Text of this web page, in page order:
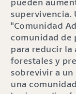
supervivencia.
"Comunidad
comunidad de
para reducir la
forestales y
sobrevivir a
una